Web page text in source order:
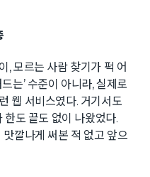
, 모르는 사람 찾기가 퍽 어
는’ 수준이 아니라, 실제로
웹 서비스였다. 거기서도
한도 끝도 없이 나왔었다.
깔나게 써본 적 없고 앞으